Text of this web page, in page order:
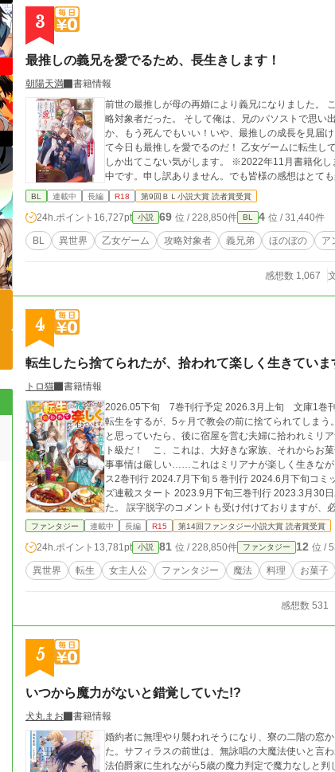
3
最推しの義兄を愛でるため、長生きします！
朝陽天満
書籍情報
前世の最推しが母の再婚により義兄になりました。
略対象者だった。 そして俺は、兄のパソストで思い
か、もう死んでもいい！いや、最推しの成長を見届
て今日も最推しを愛でるのだ！ 乙女ゲームに転生してしまった死亡フラグだらけの弟奮闘記。 濡れ場は最後の方に
しか出てこない気がします。 ※2022年11月書籍化しました( *´艸
中です。申し訳ありません。でも皆様の感想はとて
BL 連載中 長編 R18 第9回ＢＬ小説大賞 読者賞受賞
24h.ポイント 16,727pt 小説 69 位 / 228,850件 BL 4 位 / 31,440件
BL 異世界 乙女ゲーム 攻略対象者 義兄弟 ほのぼの ア
感想数 1,067
4
転生したら捨てられたが、拾われて楽しく生きていま
トロ猫
書籍情報
2026.05下旬 7巻刊行予定 2026.3月上旬 文庫1巻刊行 2026.2下旬 コミカライズ3巻刊行 寺崎美里亜は異世界
転生をするが、5ヶ月で教会の前に捨てられてしまう。 しかも、寒い中、誰も通らないところに…… あー、詰ん
と思っていたら、後に宿屋を営む夫婦に拾われミリ
ト級だ！ こ、これは、大好きな家族、それからお
事事情は厳しい……これはミリアナが楽しく生きながら奮闘する話。 2025.4月下旬6巻
ス2巻刊行 2024.7月下旬５巻刊行 2024.6月下旬コミックス1巻刊行 2024.1月下旬4巻刊行 2023.12.19 コミカライ
ズ連載スタート 2023.9月下旬三巻刊行 2023.3月30日二巻刊行 2022.11月30日一巻刊行 コメント欄を解放しまし
た。 誤字脱字のコメントも受け付けておりますが、
た、ストーリーや今後の展開に迫る質問等は返信を控えさせていただきます
ファンタジー 連載中 長編 R15 第14回ファンタジー小説大賞 読者賞受賞
24h.ポイント 13,781pt 小説 81 位 / 228,850件 ファンタジー 12 位 /
異世界 転生 女主人公 ファンタジー 魔法 料理 お菓子
感想数 531
5
いつから魔力がないと錯覚していた!?
犬丸まお
書籍情報
婚約者に無理やり襲われそうになり、寮の二階の窓
た。サフィラスの前世は、無詠唱の大魔法使いと言
法伯爵家に生れながら5歳の魔力判定で魔力なしと